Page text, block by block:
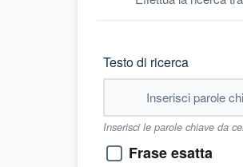
Testo di ricerca
Inserisci le parole chiave da
Frase esatta